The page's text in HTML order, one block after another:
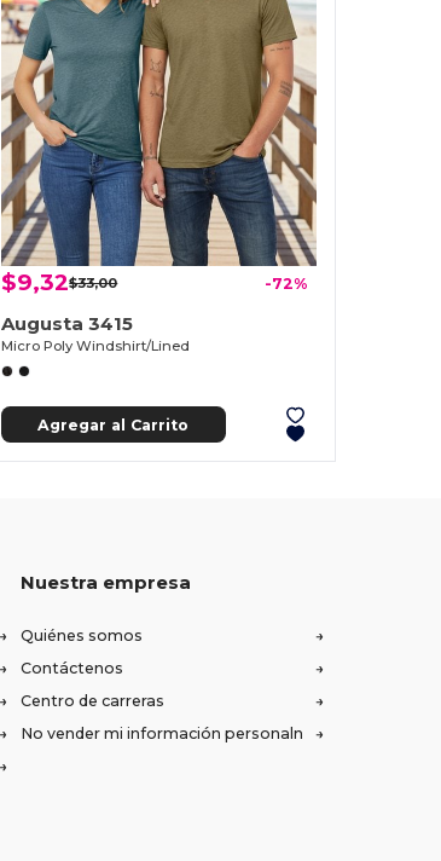
$9,32$33,00 -72%
Augusta 3415
Micro Poly Windshirt/Lined
Agregar al Carrito
Nuestra empresa
Quiénes somos
Contáctenos
Centro de carreras
No vender mi información personaln